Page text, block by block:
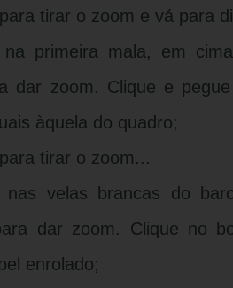
tirar o zoom e vá para
na primeira mala, em
dar zoom. Clique e
àquela do quadro;
tirar o zoom...
nas velas brancas do
dar zoom. Clique no
enrolado;